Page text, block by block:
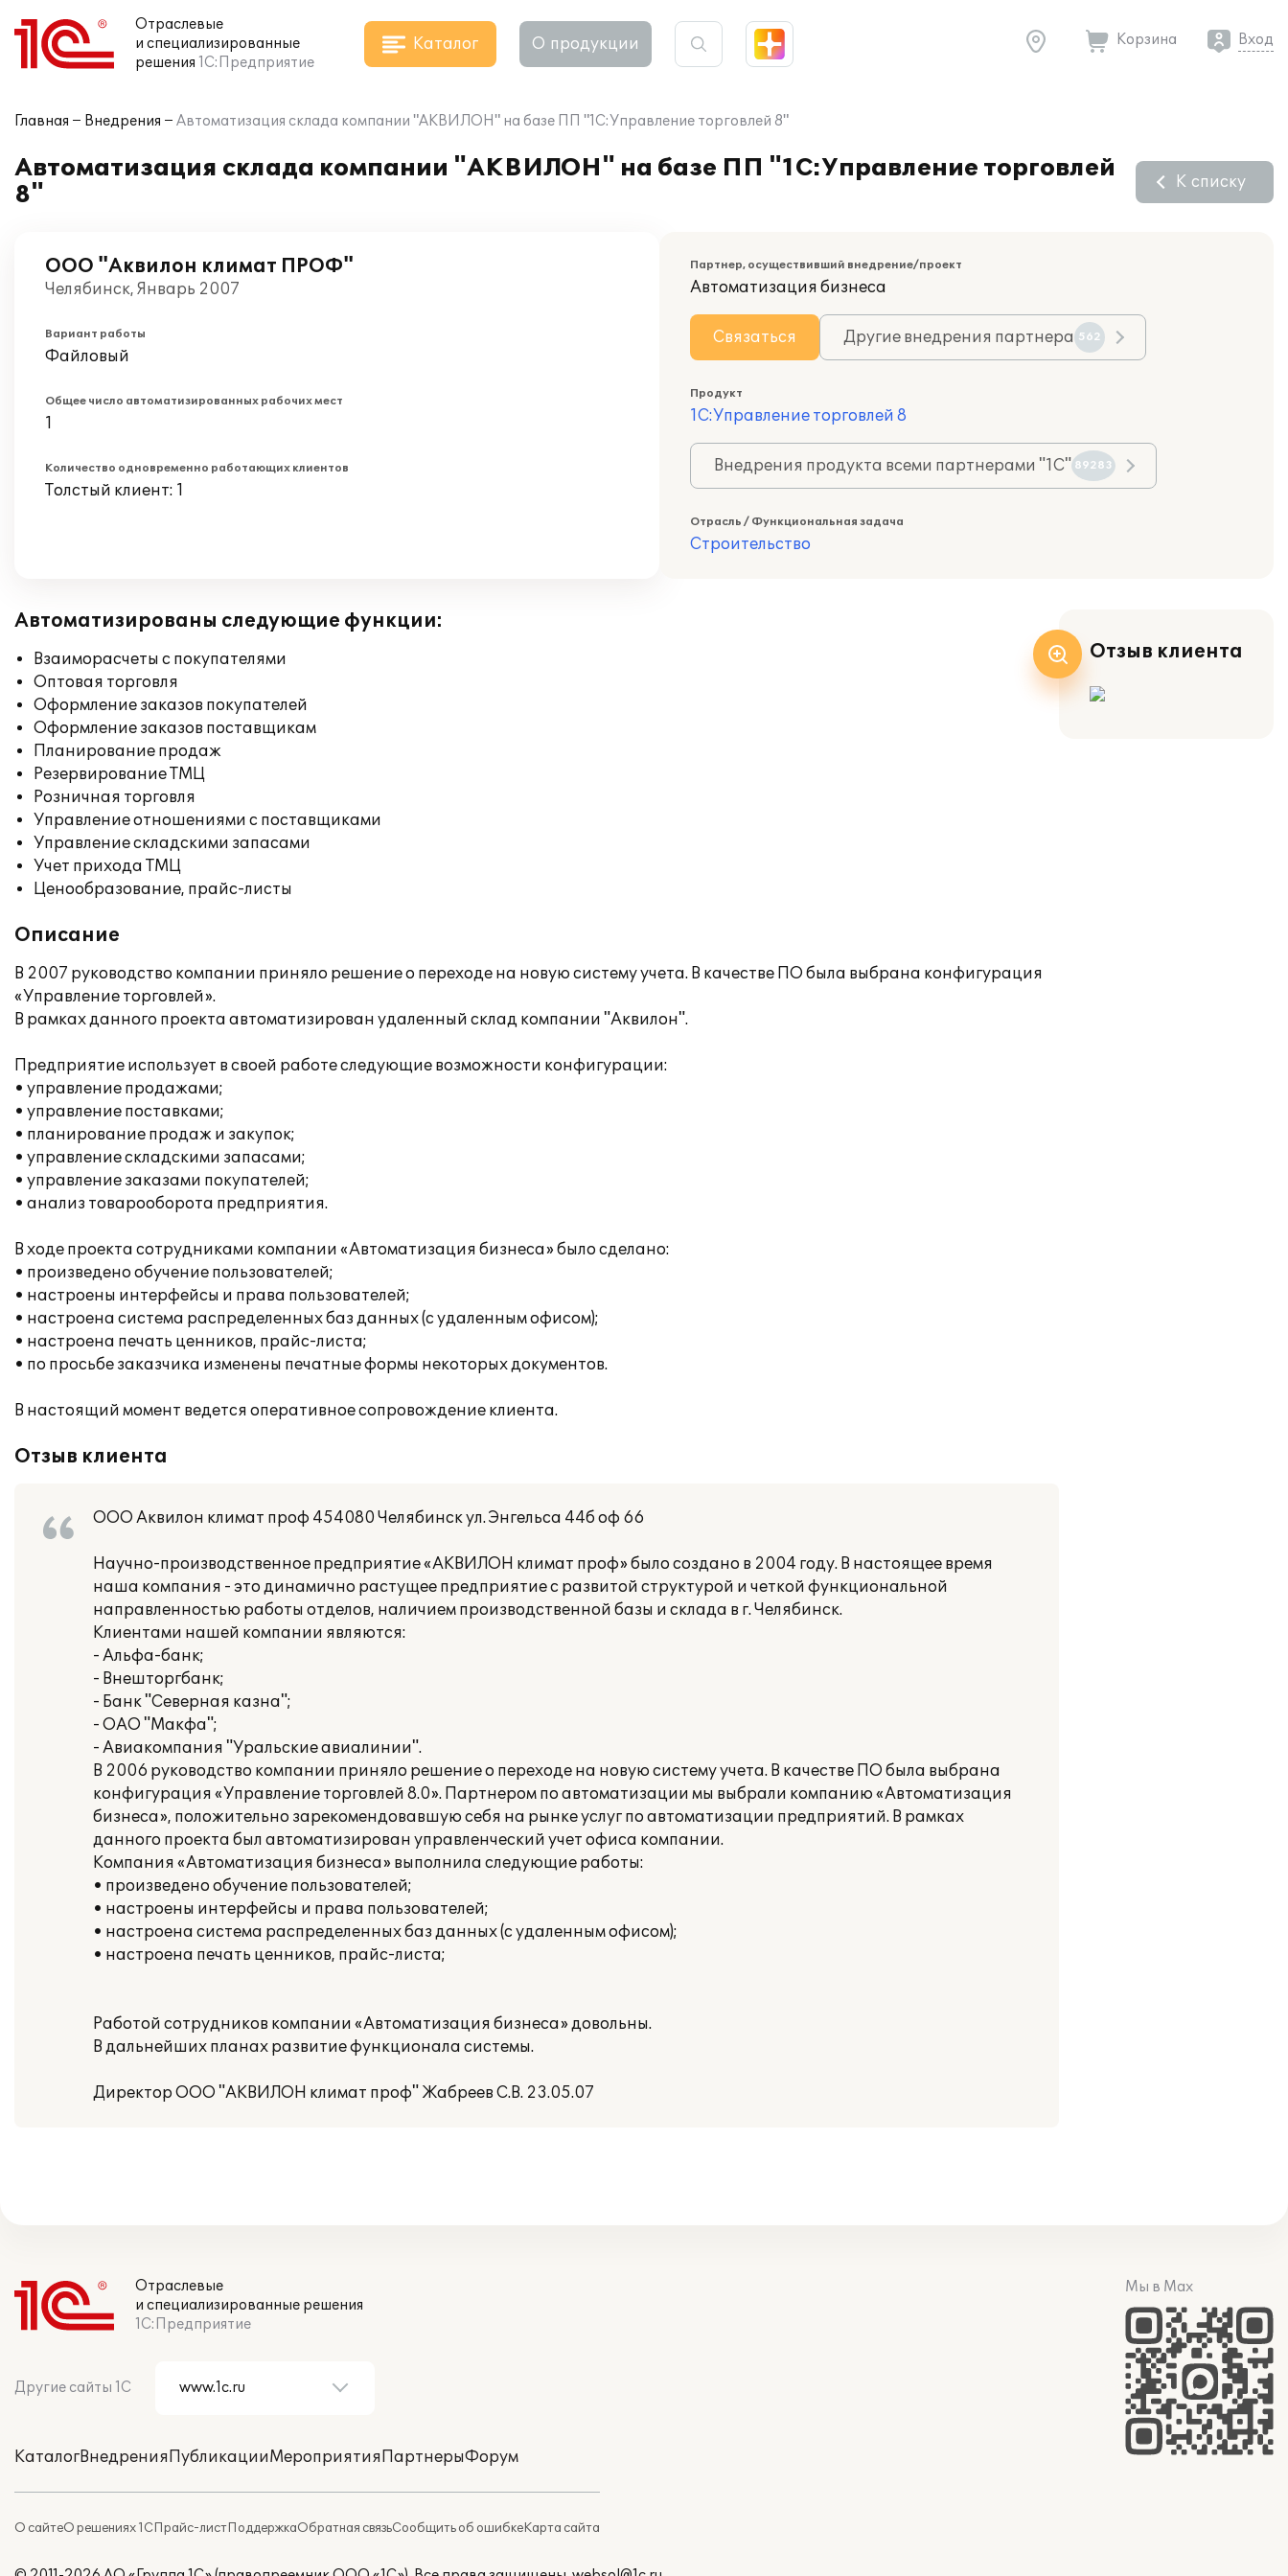
Отраслевые
и специализированные
решения 1С:Предприятие
Каталог О продукции Корзина Вход
Главная Внедрения Автоматизация склада компании "АКВИЛОН" на базе ПП "1С:Управление торговлей 8"
Автоматизация склада компании "АКВИЛОН" на базе ПП "1С:Управление торговлей
8"
К списку
ООО "Аквилон климат ПРОФ"
Челябинск, Январь 2007
Вариант работы
Файловый
Общее число автоматизированных рабочих мест
1
Количество одновременно работающих клиентов
Толстый клиент: 1
Партнер, осуществивший внедрение/проект
Автоматизация бизнеса
Связаться Другие внедрения партнера 562
Продукт
1С:Управление торговлей 8
Внедрения продукта всеми партнерами "1С" 89283
Отрасль / Функциональная задача
Строительство
Автоматизированы следующие функции:
Взаиморасчеты с покупателями
Оптовая торговля
Оформление заказов покупателей
Оформление заказов поставщикам
Планирование продаж
Резервирование ТМЦ
Розничная торговля
Управление отношениями с поставщиками
Управление складскими запасами
Учет прихода ТМЦ
Ценообразование, прайс-листы
Описание
В 2007 руководство компании приняло решение о переходе на новую систему учета. В качестве ПО была выбрана конфигурация
«Управление торговлей».
В рамках данного проекта автоматизирован удаленный склад компании "Аквилон".
Предприятие использует в своей работе следующие возможности конфигурации:
• управление продажами;
• управление поставками;
• планирование продаж и закупок;
• управление складскими запасами;
• управление заказами покупателей;
• анализ товарооборота предприятия.
В ходе проекта сотрудниками компании «Автоматизация бизнеса» было сделано:
• произведено обучение пользователей;
• настроены интерфейсы и права пользователей;
• настроена система распределенных баз данных (с удаленным офисом);
• настроена печать ценников, прайс-листа;
• по просьбе заказчика изменены печатные формы некоторых документов.
В настоящий момент ведется оперативное сопровождение клиента.
Отзыв клиента
ООО Аквилон климат проф 454080 Челябинск ул. Энгельса 44б оф 66
Научно-производственное предприятие «АКВИЛОН климат проф» было создано в 2004 году. В настоящее время
наша компания - это динамично растущее предприятие с развитой структурой и четкой функциональной
направленностью работы отделов, наличием производственной базы и склада в г. Челябинск.
Клиентами нашей компании являются:
- Альфа-банк;
- Внешторгбанк;
- Банк "Северная казна";
- ОАО "Макфа";
- Авиакомпания "Уральские авиалинии".
В 2006 руководство компании приняло решение о переходе на новую систему учета. В качестве ПО была выбрана
конфигурация «Управление торговлей 8.0». Партнером по автоматизации мы выбрали компанию «Автоматизация
бизнеса», положительно зарекомендовавшую себя на рынке услуг по автоматизации предприятий. В рамках
данного проекта был автоматизирован управленческий учет офиса компании.
Компания «Автоматизация бизнеса» выполнила следующие работы:
• произведено обучение пользователей;
• настроены интерфейсы и права пользователей;
• настроена система распределенных баз данных (с удаленным офисом);
• настроена печать ценников, прайс-листа;
Работой сотрудников компании «Автоматизация бизнеса» довольны.
В дальнейших планах развитие функционала системы.
Директор ООО "АКВИЛОН климат проф" Жабреев С.В. 23.05.07
Отзыв клиента
Отраслевые
и специализированные решения
1С:Предприятие
Другие сайты 1С
КаталогВнедренияПубликацииМероприятияПартнерыФорум
О сайтеО решениях 1СПрайс-листПоддержкаОбратная связьСообщить об ошибкеКарта сайта
Мы в Max